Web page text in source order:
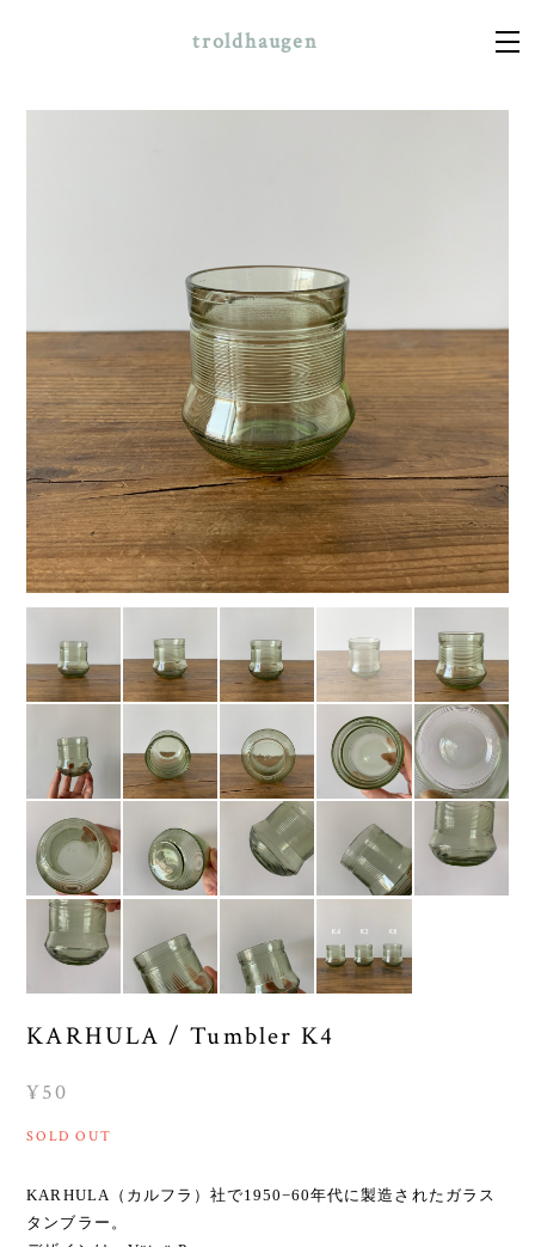
troldhaugen
KARHULA / Tumbler K4
¥50
SOLD OUT
KARHULA（カルフラ）社で1950−60年代に製造されたガラス
タンブラー。